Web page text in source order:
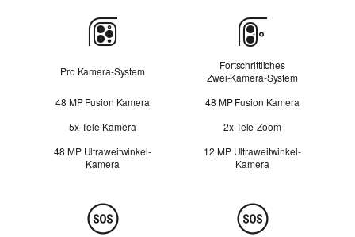
Kamera
Pro Kamera-System
48 MP Fusion Kamera
5x Tele-Kamera
48 MP Ultraweitwinkel-
Kamera
Fortschrittliches
Zwei‑Kamera‑System
48 MP Fusion Kamera
2x Tele‑Zoom
12 MP Ultraweitwinkel-
Kamera
Sicherheit